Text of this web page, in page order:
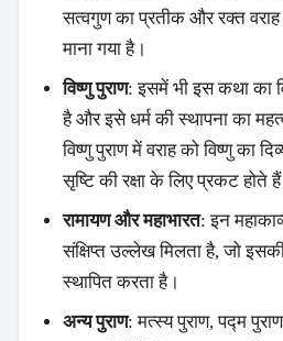
सत्वगुण का प्रतीक और रक्त
माना गया है।
विष्णु पुराण: इसमें भी इस कथा का
है और इसे धर्म की स्थापना का
विष्णु पुराण में वराह को विष्णु का
सृष्टि की रक्षा के लिए प्रकट होते
रामायण और महाभारत: इन
संक्षिप्त उल्लेख मिलता है, जो
स्थापित करता है।
अन्य पुराण: मत्स्य पुराण, पद्म